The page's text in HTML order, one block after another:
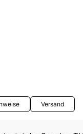
Versand